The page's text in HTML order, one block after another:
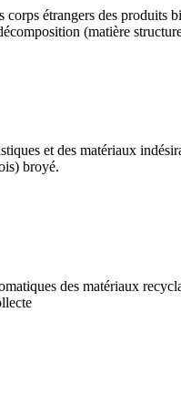
corps étrangers des produits
(matière
et des matériaux
broyé.
des matériaux